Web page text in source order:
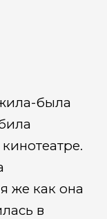
была
же как она
в